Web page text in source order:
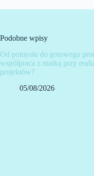
Podobne wpisy
Od pomysłu do gotowego
współpraca z marką przy
projektów?
05/08/2026